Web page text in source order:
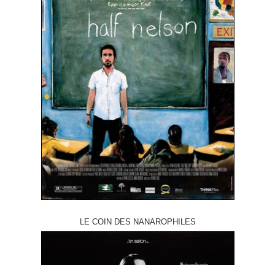
LE COIN DES NANAROPHILES